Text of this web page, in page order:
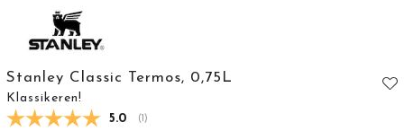
Stanley Classic Termos, 0,75L
Klassikeren!
Gjennomsnittskarakter:
5.0 ( stemmer:
)